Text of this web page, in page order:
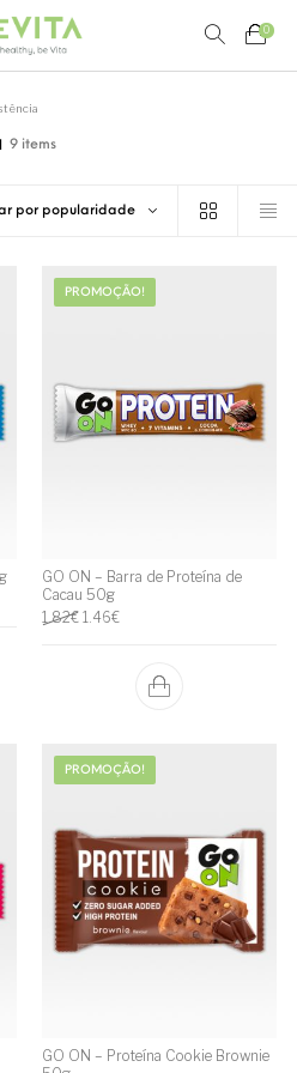
0
9 items
por popularidade
PROMOÇÃO!
GO ON – Barra de Proteína de
Cacau 50g
1.82€ O preço original era: 1.82€.
1.46€O preço atual é: 1.46€.
PROMOÇÃO!
GO ON – Proteína Cookie Brownie